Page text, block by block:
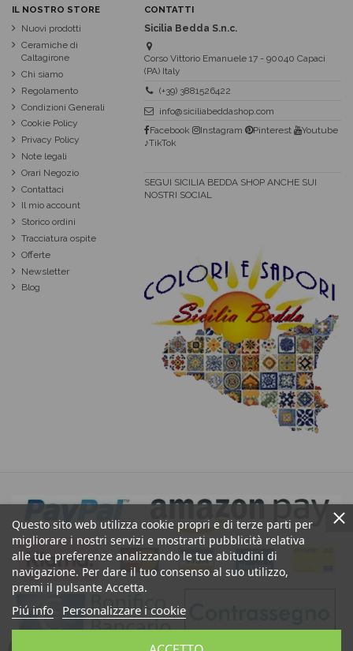
Questo sito web utilizza cookie propri e di terze parti per
migliorare i nostri servizi e mostrarti pubblicità relativa
alle tue preferenze analizzando le tue abitudini di
navigazione. Per dare il tuo consenso al suo utilizzo,
premi il pulsante Accetta.
Piú info Personalizzare i cookie
IL NOSTRO STORE
Nuovi prodotti
Ceramiche di
Caltagirone
Chi siamo
Regolamento
Condizioni Generali
Cookie Policy
Privacy Policy
Note legali
Orari Negozio
Contattaci
Il mio account
Storico ordini
Tracciatura ospite
Offerte
Newsletter
Blog
CONTATTI
Sicilia Bedda S.n.c.
Corso Vittorio Emanuele 17 - 90040 Capaci
(PA) Italy
(+39) 3881526422
info@siciliabeddashop.com
Facebook
Instagram Pinterest
Youtube
♪TikTok
SEGUI SICILIA BEDDA SHOP ANCHE SUI
NOSTRI SOCIAL